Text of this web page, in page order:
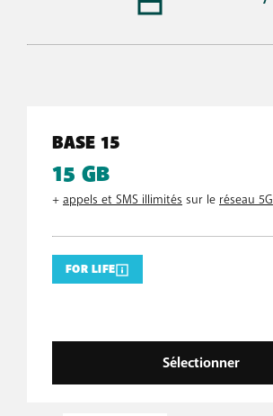
BASE 15
15 GB
+ appels et SMS illimités sur le réseau 5G
FOR LIFE
Sélectionner